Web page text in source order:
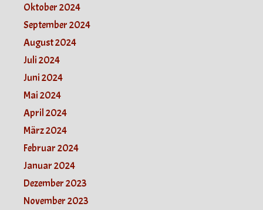
Oktober 2024
September 2024
August 2024
Juli 2024
Juni 2024
Mai 2024
April 2024
März 2024
Februar 2024
Januar 2024
Dezember 2023
November 2023